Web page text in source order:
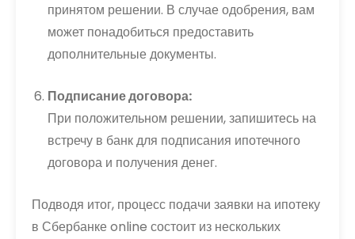
принятом решении. В случае одобрения, вам
может понадобиться предоставить
дополнительные документы.
Подписание договора:
При положительном решении, запишитесь на
встречу в банк для подписания ипотечного
договора и получения денег.
Подводя итог, процесс подачи заявки на ипотеку
в Сбербанке online состоит из нескольких